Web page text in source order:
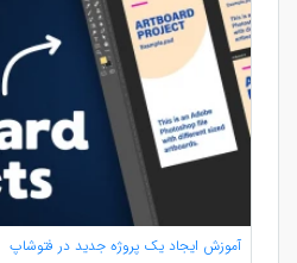
آموزش ایجاد یک پروژه جدید در فتوشاپ